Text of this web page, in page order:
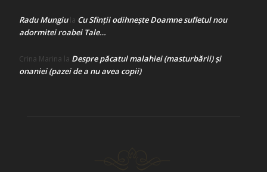
Radu Mungiula Cu Sfinții odihnește Doamne sufletul nou
adormitei roabei Tale…
Crina Marina la Despre păcatul malahiei (masturbării) şi
onaniei (pazei de a nu avea copii)